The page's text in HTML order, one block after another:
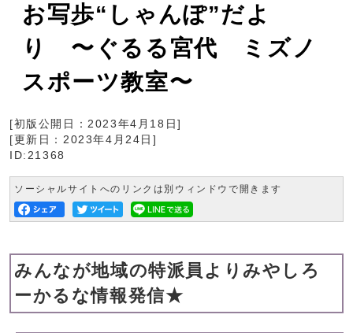
お写歩“しゃんぽ”だよ
り 〜ぐるる宮代 ミズノ
スポーツ教室〜
[初版公開日：2023年4月18日]
[更新日： 2023年4月24日 ]
ID:21368
ソーシャルサイトへのリンクは別ウィンドウで開きます
みんなが地域の特派員よりみやしろ
ーかるな情報発信★